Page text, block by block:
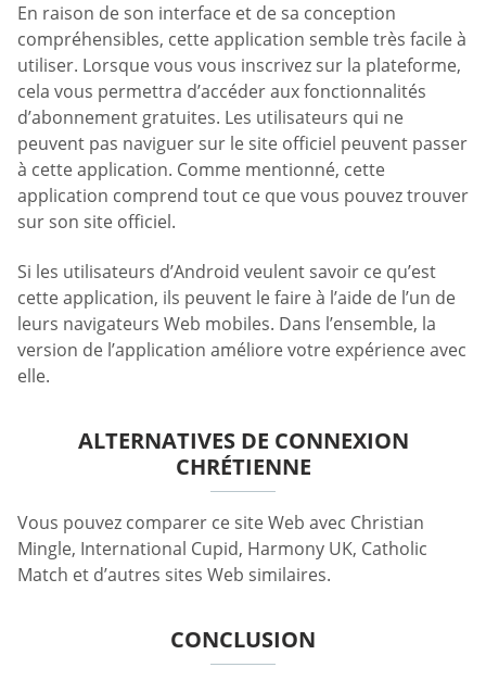
En raison de son interface et de sa conception
compréhensibles, cette application semble très facile à
utiliser. Lorsque vous vous inscrivez sur la plateforme,
cela vous permettra d’accéder aux fonctionnalités
d’abonnement gratuites. Les utilisateurs qui ne
peuvent pas naviguer sur le site officiel peuvent passer
à cette application. Comme mentionné, cette
application comprend tout ce que vous pouvez trouver
sur son site officiel.
Si les utilisateurs d’Android veulent savoir ce qu’est
cette application, ils peuvent le faire à l’aide de l’un de
leurs navigateurs Web mobiles. Dans l’ensemble, la
version de l’application améliore votre expérience avec
elle.
ALTERNATIVES DE CONNEXION
CHRÉTIENNE
Vous pouvez comparer ce site Web avec Christian
Mingle, International Cupid, Harmony UK, Catholic
Match et d’autres sites Web similaires.
CONCLUSION